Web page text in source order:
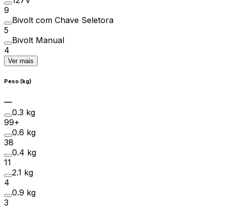
9
Bivolt com Chave Seletora
5
Bivolt Manual
4
Ver mais
Peso (kg)
0.3 kg
99+
0.6 kg
38
0.4 kg
11
2.1 kg
4
0.9 kg
3